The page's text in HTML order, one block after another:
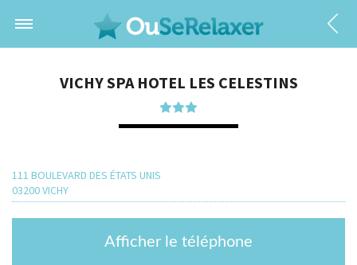
VICHY SPA HOTEL LES CELESTINS
111 BOULEVARD DES ÉTATS UNIS
03200 VICHY
Afficher le téléphone